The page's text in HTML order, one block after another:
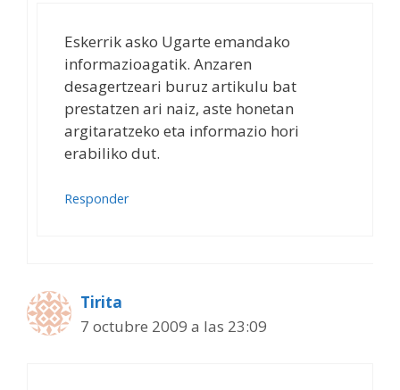
Eskerrik asko Ugarte emandako
informazioagatik. Anzaren
desagertzeari buruz artikulu bat
prestatzen ari naiz, aste honetan
argitaratzeko eta informazio hori
erabiliko dut.
Responder
Tirita
7 octubre 2009 a las 23:09